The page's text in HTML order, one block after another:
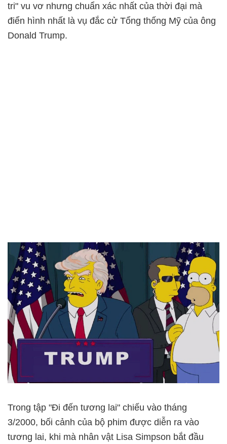
tri" vu vơ nhưng chuẩn xác nhất của thời đại mà
điển hình nhất là vụ đắc cử Tổng thống Mỹ của ông
Donald Trump.
Trong tập "Đi đến tương lai" chiếu vào tháng
3/2000, bối cảnh của bộ phim được diễn ra vào
tương lai, khi mà nhân vật Lisa Simpson bắt đầu